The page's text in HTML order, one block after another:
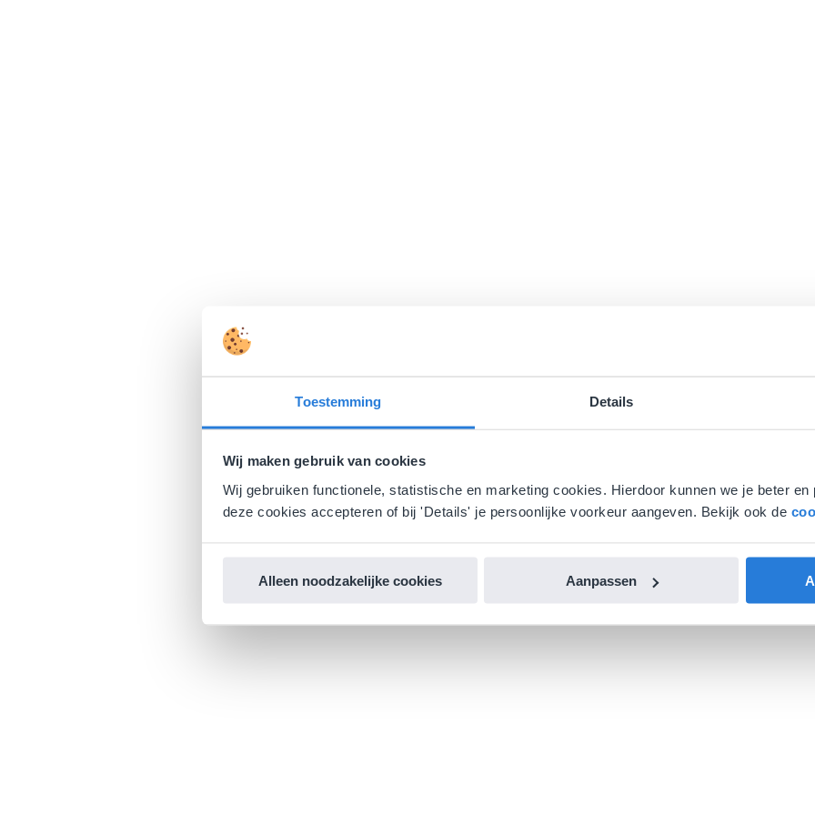
Toestemming Details
Wij maken gebruik van cookies
Wij gebruiken functionele, statistische en marketing cookies. Hierdoor kunnen we je beter
deze cookies accepteren of bij 'Details' je persoonlijke voorkeur aangeven. Bekijk ook de
Alleen noodzakelijke cookies Aanpassen